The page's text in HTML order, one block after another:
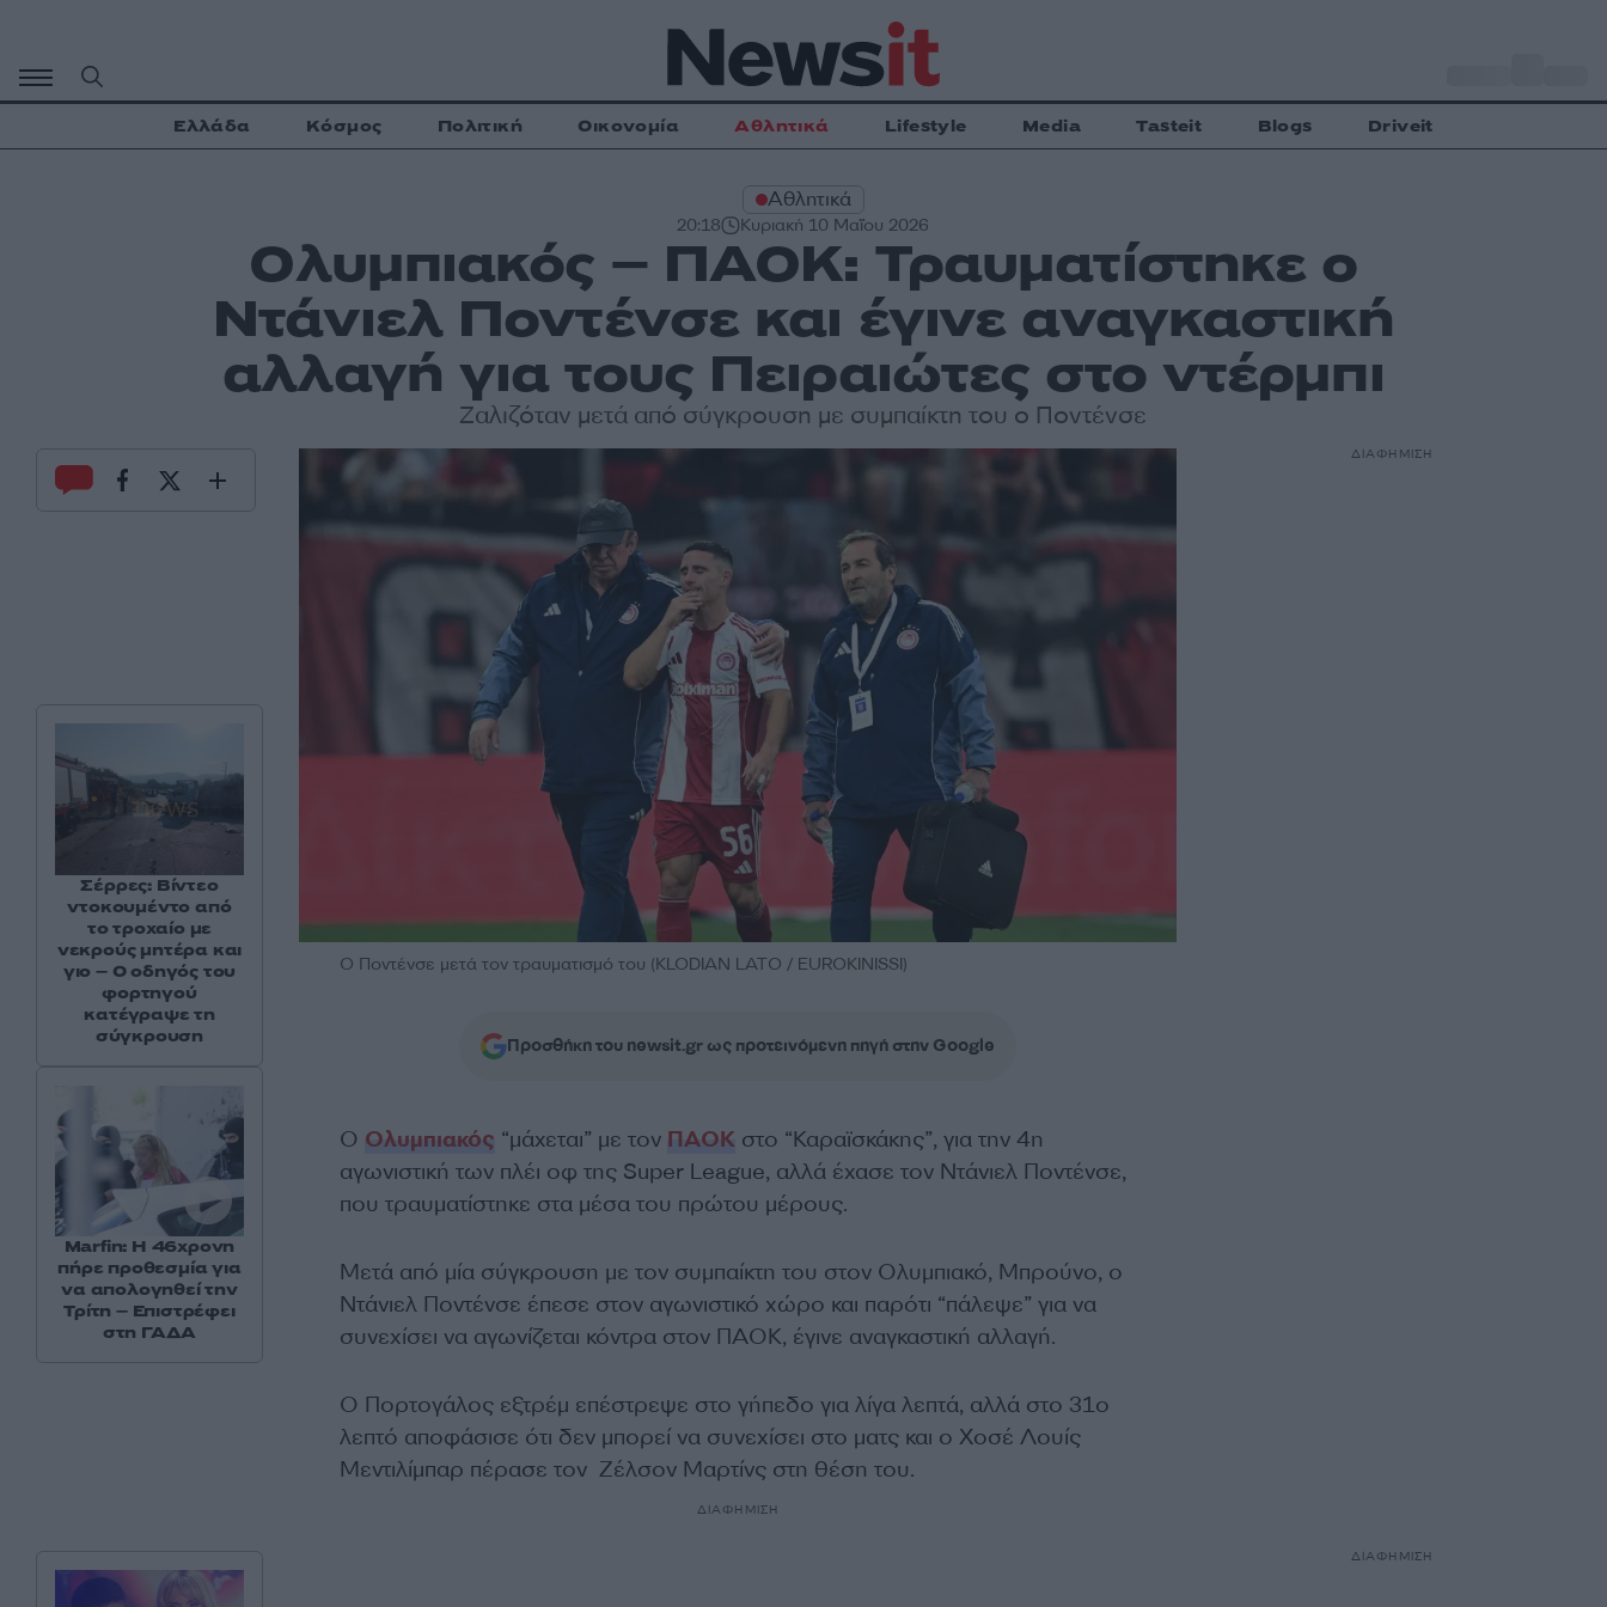
περιεχόμενο
Ελλάδα Κόσμος Πολιτική Οικονομία Αθλητικά Lifestyle Media Tasteit Blogs Driveit
Αθλητικά
20:18 Κυριακή 10 Μαΐου 2026
Ολυμπιακός – ΠΑΟΚ: Τραυματίστηκε ο
Ντάνιελ Ποντένσε και έγινε αναγκαστική
αλλαγή για τους Πειραιώτες στο ντέρμπι
Ζαλιζόταν μετά από σύγκρουση με συμπαίκτη του ο Ποντένσε
Ο Ποντένσε μετά τον τραυματισμό του (KLODIAN LATO / EUROKINISSI)
Προσθήκη του newsit.gr ως προτεινόμενη πηγή στην Google
Ο Ολυμπιακός “μάχεται” με τον ΠΑΟΚστο “Καραϊσκάκης”, για την 4η
αγωνιστική των πλέι οφ της Super League, αλλά έχασε τον Ντάνιελ Ποντένσε,
που τραυματίστηκε στα μέσα του πρώτου μέρους.
Μετά από μία σύγκρουση με τον συμπαίκτη του στον Ολυμπιακό, Μπρούνο, ο
Ντάνιελ Ποντένσε έπεσε στον αγωνιστικό χώρο και παρότι “πάλεψε” για να
συνεχίσει να αγωνίζεται κόντρα στον ΠΑΟΚ, έγινε αναγκαστική αλλαγή.
Ο Πορτογάλος εξτρέμ επέστρεψε στο γήπεδο για λίγα λεπτά, αλλά στο 31ο
λεπτό αποφάσισε ότι δεν μπορεί να συνεχίσει στο ματς και ο Χοσέ Λουίς
Μεντιλίμπαρ πέρασε τον Ζέλσον Μαρτίνς στη θέση του.
ΔΙΑΦΗΜΙΣΗ
Σέρρες: Βίντεο
ντοκουμέντο από
το τροχαίο με
νεκρούς μητέρα και
γιο – Ο οδηγός του
φορτηγού
κατέγραψε τη
σύγκρουση
Marfin: Η 46χρονη
πήρε προθεσμία για
να απολογηθεί την
Τρίτη – Επιστρέφει
στη ΓΑΔΑ
ΔΙΑΦΗΜΙΣΗ
ΔΙΑΦΗΜΙΣΗ